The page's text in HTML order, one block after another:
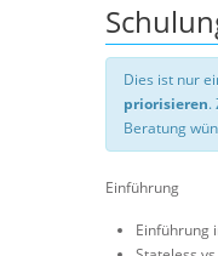
Dies ist nur
priorisieren.
Beratung
Einführung
Einführung